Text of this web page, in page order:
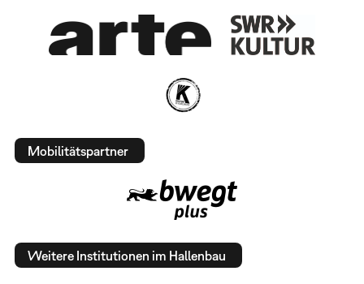
Mobilitätspartner
Weitere Institutionen im Hallenbau